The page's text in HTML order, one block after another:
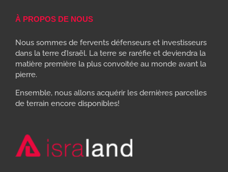
À PROPOS DE NOUS
Nous sommes de fervents défenseurs et investisseurs
dans la terre d’Israël. La terre se raréfie et deviendra la
matière première la plus convoitée au monde avant la
pierre.
Ensemble, nous allons acquérir les dernières parcelles
de terrain encore disponibles!